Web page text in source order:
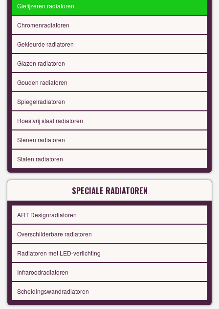
Gietijzeren radiatoren
Chromenradiatoren
Gekleurde radiatoren
Glazen radiatoren
Gouden radiatoren
Spiegelradiatoren
Roestvrij staal radiatoren
Stenen radiatoren
Stalen radiatoren
SPECIALE RADIATOREN
ART Designradiatoren
Overschilderbare radiatoren
Radiatoren met LED-verlichting
Infraroodradiatoren
Scheidingswandradiatoren